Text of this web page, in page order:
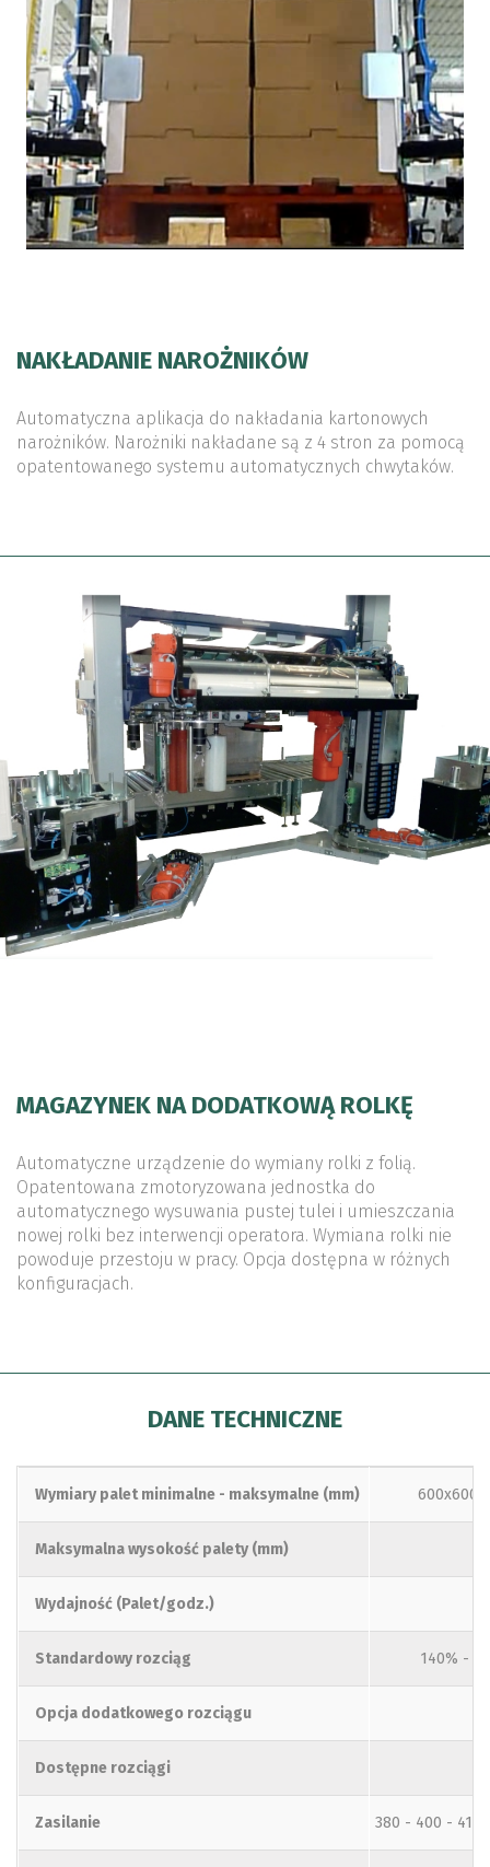
NAKŁADANIE NAROŻNIKÓW
Automatyczna aplikacja do nakładania kartonowych
narożników. Narożniki nakładane są z 4 stron za pomocą
opatentowanego systemu automatycznych chwytaków.
MAGAZYNEK NA DODATKOWĄ ROLKĘ
Automatyczne urządzenie do wymiany rolki z folią.
Opatentowana zmotoryzowana jednostka do
automatycznego wysuwania pustej tulei i umieszczania
nowej rolki bez interwencji operatora. Wymiana rolki nie
powoduje przestoju w pracy. Opcja dostępna w różnych
konfiguracjach.
DANE TECHNICZNE
Wymiary palet minimalne - maksymalne (mm) 600x600
Maksymalna wysokość palety (mm)
Wydajność (Palet/godz.)
Standardowy rozciąg 140% -
Opcja dodatkowego rozciągu
Dostępne rozciągi
Zasilanie 380 - 400 - 415